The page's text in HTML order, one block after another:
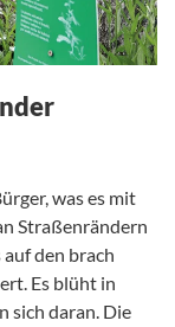
was es mit
Straßenrändern
den brach
Es blüht in
sich daran. Die